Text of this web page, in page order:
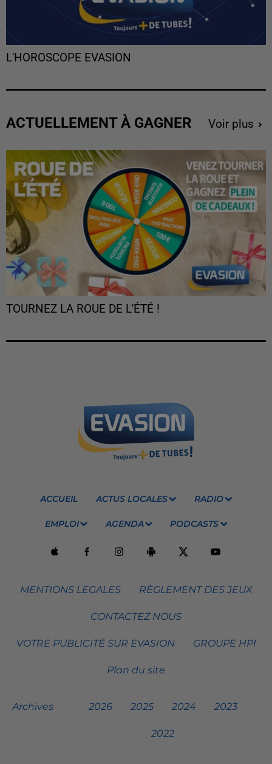
L'HOROSCOPE EVASION
ACTUELLEMENT À GAGNER Voir plus
TOURNEZ LA ROUE DE L'ÉTÉ !
ACCUEIL ACTUS LOCALES RADIO
EMPLOI AGENDA PODCASTS
MENTIONS LEGALES RÈGLEMENT DES JEUX
CONTACTEZ NOUS
VOTRE PUBLICITÉ SUR EVASION GROUPE HPI
Plan du site
Archives 2026 2025 2024 2023
2022